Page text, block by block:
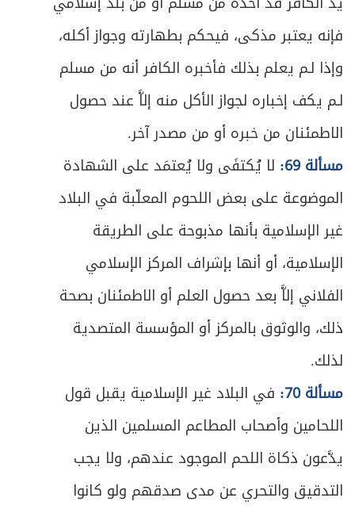
فإنه يعتبر مذكى، فيحكم بطهارته وجواز أكله،
وإذا لـم يعلم بذلك فأخبره الكافر أنه من مسلم
لـم يكف إخباره لجواز الأكل منه إلاَّ عند حصول
الاطمئنان من خبره أو من مصدر آخر.
مسألة 69:
لا يُكتفَى ولا يُعتمَد على الشهادة
الموضوعة على بعض اللحوم المعلّبة في البلاد
غير الإسلامية بأنها مذبوحة على الطريقة
الإسلامية، أو أنها بإشراف المركز الإسلامي
الفلاني إلاَّ بعد حصول العلم أو الاطمئنان بصحة
ذلك، والوثوق بالمركز أو المؤسسة المتصدية
لذلك.
مسألة 70:
في البلاد غير الإسلامية يقبل قول
اللحامين وأصحاب المطاعم المسلمين الذين
يدَّعون ذكاة اللحم الموجود عندهم، ولا يجب
التدقيق والتحري عن مدى صدقهم ولو كانوا
400
الجماعة
ص
403
الفصل السادس - في سائر الصلوات الواجبة
والمستحبة
405 المبحث الأول ـ في صلاة الجمعة
ص
409 المبحث الثاني ـ في صلاة الآيات
ص
413 المبحث الثالث ـ في صلاة العيدين
415 المبحث الرابع ـ في صلوات أخرى مستحبة
ص
417 الفصل السابع - في القضاء
419
420 ما يَجب قضاؤه من الصلاة
ص421 أحكام القضاء
423 القضاء عن الميت